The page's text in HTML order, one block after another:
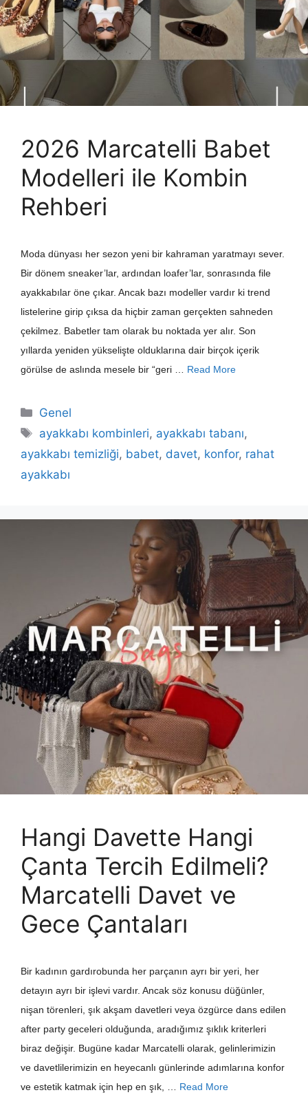
2026 Marcatelli Babet
Modelleri ile Kombin
Rehberi
Moda dünyası her sezon yeni bir kahraman yaratmayı sever.
Bir dönem sneaker’lar, ardından loafer’lar, sonrasında file
ayakkabılar öne çıkar. Ancak bazı modeller vardır ki trend
listelerine girip çıksa da hiçbir zaman gerçekten sahneden
çekilmez. Babetler tam olarak bu noktada yer alır. Son
yıllarda yeniden yükselişte olduklarına dair birçok içerik
görülse de aslında mesele bir “geri … Read More
Kategoriler
Genel
Etiketler
ayakkabı kombinleri, ayakkabı tabanı,
ayakkabı temizliği, babet, davet, konfor, rahat
ayakkabı
Hangi Davette Hangi
Çanta Tercih Edilmeli?
Marcatelli Davet ve
Gece Çantaları
Bir kadının gardırobunda her parçanın ayrı bir yeri, her
detayın ayrı bir işlevi vardır. Ancak söz konusu düğünler,
nişan törenleri, şık akşam davetleri veya özgürce dans edilen
after party geceleri olduğunda, aradığımız şıklık kriterleri
biraz değişir. Bugüne kadar Marcatelli olarak, gelinlerimizin
ve davetlilerimizin en heyecanlı günlerinde adımlarına konfor
ve estetik katmak için hep en şık, … Read More